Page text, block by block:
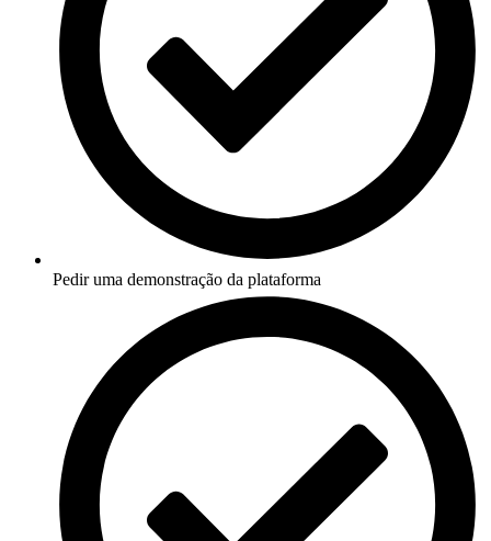
Pedir uma demonstração da plataforma